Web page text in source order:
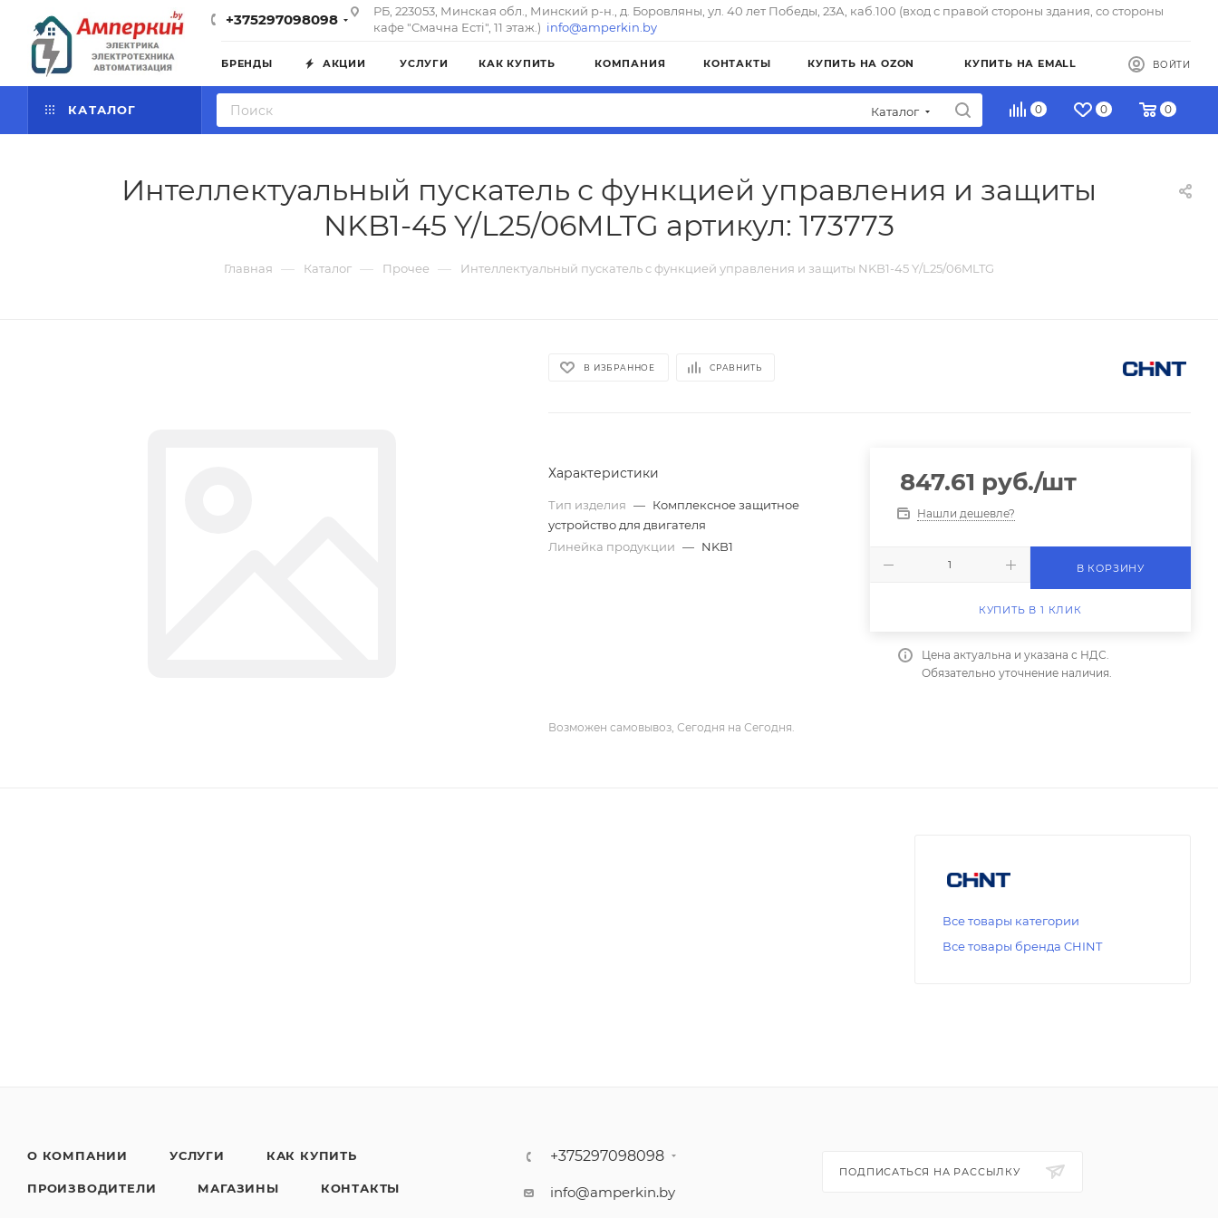
+375297098098
РБ, 223053, Минская обл., Минский р-н., д. Боровляны, ул. 40 лет Победы, 23А, каб.100 (вход с правой стороны здания, со стороны
кафе "Смачна Естi", 11 этаж.) info@amperkin.by
БРЕНДЫ АКЦИИ УСЛУГИ КАК КУПИТЬ КОМПАНИЯ КОНТАКТЫ КУПИТЬ НА OZON КУПИТЬ НА EMALL ВОЙТИ
КАТАЛОГ Каталог 0 0 0
Интеллектуальный пускатель с функцией управления и защиты
NKB1-45 Y/L25/06MLTG артикул: 173773
Главная — Каталог — Прочее — Интеллектуальный пускатель с функцией управления и защиты NKB1-45 Y/L25/06MLTG
В ИЗБРАННОЕ СРАВНИТЬ
Характеристики
Тип изделия — Комплексное защитное
устройство для двигателя
Линейка продукции — NKB1
847.61 руб./шт
Нашли дешевле?
В КОРЗИНУ
КУПИТЬ В 1 КЛИК
Цена актуальна и указана с НДС.
Обязательно уточнение наличия.
Возможен самовывоз, Сегодня на Сегодня.
Все товары категории
Все товары бренда CHINT
О КОМПАНИИ УСЛУГИ КАК КУПИТЬ
ПРОИЗВОДИТЕЛИ МАГАЗИНЫ КОНТАКТЫ
+375297098098
info@amperkin.by
ПОДПИСАТЬСЯ НА РАССЫЛКУ